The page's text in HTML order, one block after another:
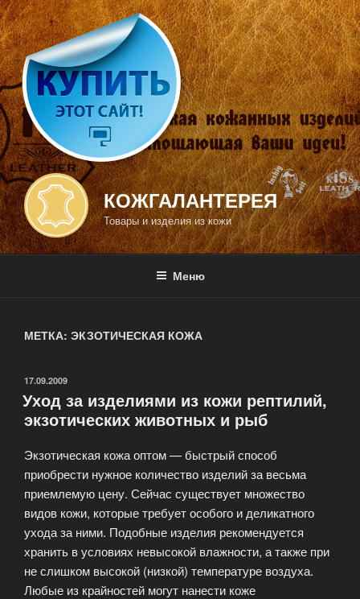
Перейти
к
содержимому
КОЖГАЛАНТЕРЕЯ
Товары и изделия из кожи
Меню
МЕТКА: ЭКЗОТИЧЕСКАЯ КОЖА
ОПУБЛИКОВАНО
17.09.2009
Уход за изделиями из кожи рептилий,
экзотических животных и рыб
Экзотическая кожа оптом — быстрый способ
приобрести нужное количество изделий за весьма
приемлемую цену. Сейчас существует множество
видов кожи, которые требует особого и деликатного
ухода за ними. Подобные изделия рекомендуется
хранить в условиях невысокой влажности, а также при
не слишком высокой (низкой) температуре воздуха.
Любые из крайностей могут нанести коже